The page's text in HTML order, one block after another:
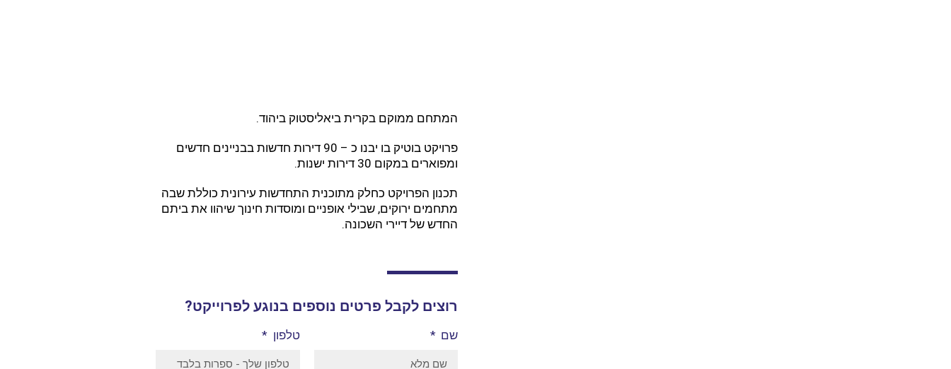
המתחם ממוקם בקרית ביאליסטוק ביהוד.
פרויקט בוטיק בו יבנו כ – 90 דירות חדשות בבניינים חדשים
ומפוארים במקום 30 דירות ישנות.
תכנון הפרויקט כחלק מתוכנית התחדשות עירונית כוללת שבה
מתחמים ירוקים, שבילי אופניים ומוסדות חינוך שיהוו את ביתם
החדש של דיירי השכונה.
רוצים לקבל פרטים נוספים בנוגע לפרוייקט?
שם טלפון